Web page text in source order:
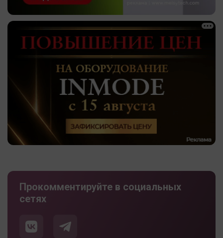
Прокомментируйте в социальных
сетях